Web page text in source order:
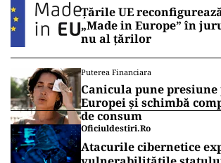
Țările UE
„Made in Europe” în
nu al țărilor
Puterea Financiara
Canicula pune presiune
Europei și schimbă
de consum
Oficiuldestiri.ro
Atacurile cibernetice